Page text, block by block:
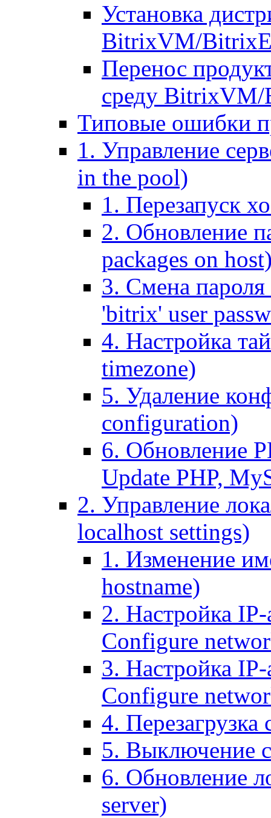
Установка
BitrixVM/
Перенос
среду
Типовые ошибки
1. Управление
in the pool)
1. Перезапуск
2. Обновление
packages on
3. Смена пароля
'bitrix' user
4. Настройка
timezone)
5. Удаление
configuration)
6. Обновление
Update PHP,
2. Управление
localhost settings)
1. Изменение
hostname)
2. Настройка IP-
Configure
3. Настройка
Configure
4. Перезагрузка
5. Выключение
6. Обновление
server)